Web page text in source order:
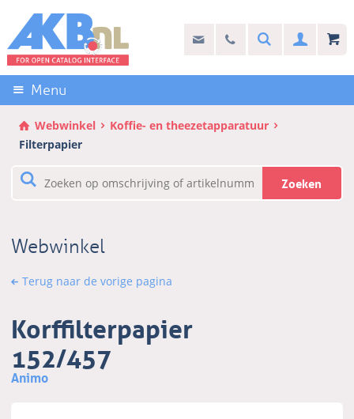
links
over
Direct
naar
de
inhoud
Direct
het
info@akb.nl
Stel uw vraag
030 69 50 814Search
Menu
Webwinkel
Koffie- en theezetapparatuur
Filterpapier
Zoeken
Webwinkel
Terug naar de vorige pagina
Korffilterpapier
152/457
Animo